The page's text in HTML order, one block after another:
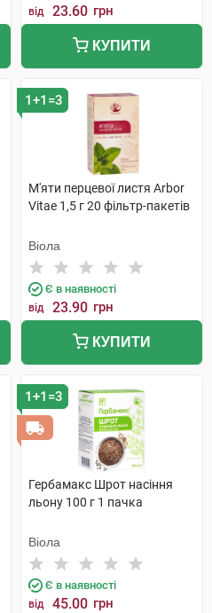
від 23.60 грн
КУПИТИ
1+1=3
М'яти перцевої листя Arbor
Vitae 1,5 г 20 фільтр-пакетів
Віола
Є в наявності
від 23.90 грн
КУПИТИ
1+1=3
Гербамакс Шрот насіння
льону 100 г 1 пачка
Віола
Є в наявності
від 45.00 грн